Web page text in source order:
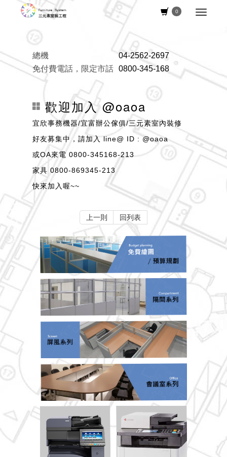
0
總機
04-2562-2697
免付費電話，限定市話 0800-345-168
歡迎加入 @oaoa
宜欣事務機器/宜富辦公傢俱/三元素室內裝修
好友募集中，請加入 line@ ID : @oaoa
或OA來電 0800-345168-213
家具 0800-869345-213
快來加入喔~~
上一則 回列表